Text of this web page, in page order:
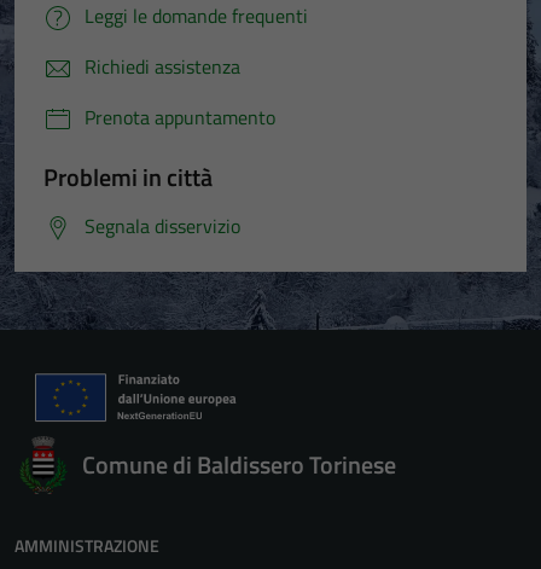
Leggi le domande frequenti
Richiedi assistenza
Prenota appuntamento
Problemi in città
Segnala disservizio
Comune di Baldissero Torinese
AMMINISTRAZIONE
essere
disabilitati.